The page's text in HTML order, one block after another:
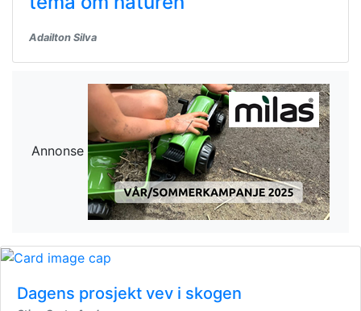
Adailton Silva
Annonse
Dagens prosjekt vev i skogen